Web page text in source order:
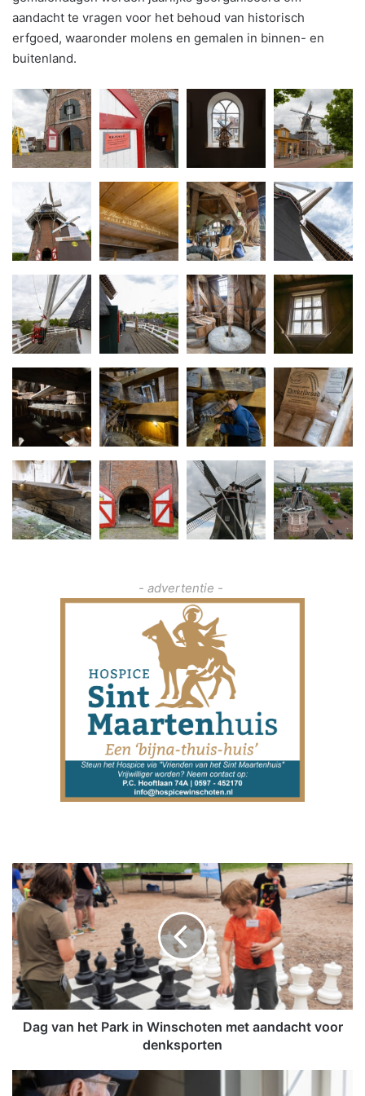
aandacht te vragen voor het behoud van historisch
erfgoed, waaronder molens en gemalen in binnen- en
buitenland.
- advertentie -
D
a
g
v
a
n
h
e
t
k
Dag van het Park in Winschoten met aandacht voor
denksporten
R